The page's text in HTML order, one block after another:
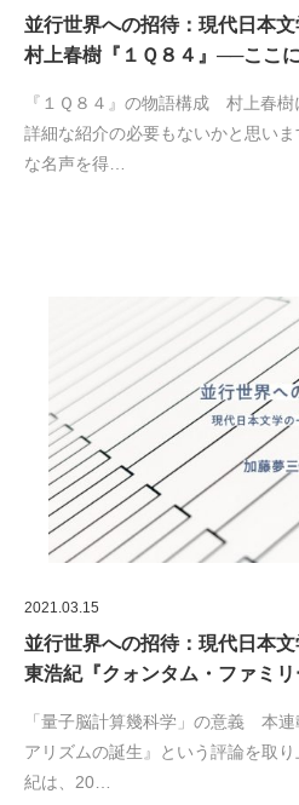
並行世界への招待：現代日本
村上春樹『１Ｑ８４』──ここ
『１Ｑ８４』の物語構成 村上春
詳細な紹介の必要もないかと思い
な名声を得…
2021.03.15
並行世界への招待：現代日本
東浩紀『クォンタム・ファミ
「量子脳計算幾科学」の意義 本
アリズムの誕生』という評論を取
紀は、20…